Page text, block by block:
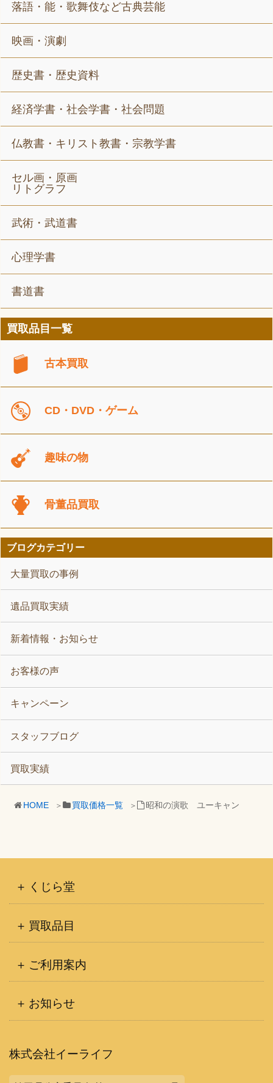
HOME 買取価格一覧 昭和の演歌 ユーキャン
落語・能・歌舞伎など古典芸能
映画・演劇
歴史書・歴史資料
経済学書・社会学書・社会問題
仏教書・キリスト教書・宗教学書
セル画・原画
リトグラフ
武術・武道書
心理学書
書道書
買取品目一覧
古本買取
CD・DVD・ゲーム
趣味の物
骨董品買取
ブログカテゴリー
大量買取の事例
遺品買取実績
新着情報・お知らせ
お客様の声
キャンペーン
スタッフブログ
買取実績
くじら堂
買取品目
ご利用案内
お知らせ
株式会社イーライフ